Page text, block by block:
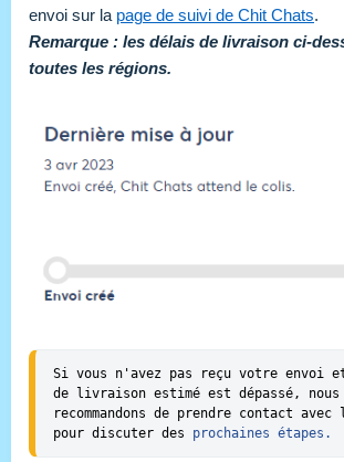
envoi sur la page de suivi de Chit Chats.
Remarque : les délais de livraison ci-
toutes les régions.
Si vous n'avez pas reçu votre envoi
de livraison estimé est dépassé, nous
recommandons de prendre contact avec
pour discuter des prochaines étapes.